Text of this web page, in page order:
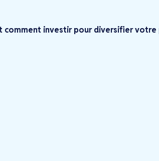
comment investir pour diversifier votre